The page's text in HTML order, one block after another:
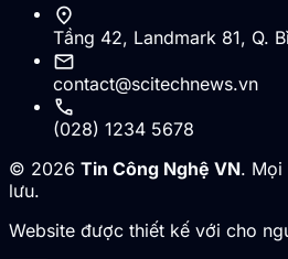
location_on
Tầng 42, Landmark 81, Q.
mail
contact@scitechnews.vn
call
(028) 1234 5678
© 2026 Tin Công Nghệ VN. Mọi
lưu.
Website được thiết kế với cho